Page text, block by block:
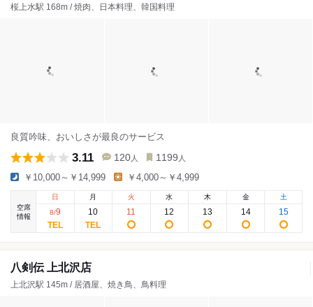
桜上水駅 168m / 焼肉、日本料理、韓国料理
良質吟味、おいしさが最良のサービス
3.11 120 人 1199 人
￥10,000～￥14,999 ￥4,000～￥4,999
空席
情報
日
8/9
月
10
火
11
水
12
木
13
金
14
土
15
八剣伝 上北沢店
上北沢駅 145m / 居酒屋、焼き鳥、鳥料理